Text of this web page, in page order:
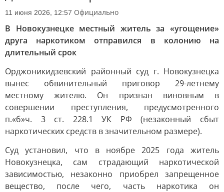
11 июня 2026, 12:57 Официально
В Новокузнецке местный житель за «угощение»
друга наркотиком отправился в колонию на
длительный срок
Орджоникидзевский районный суд г. Новокузнецка
вынес обвинительный приговор 29-летнему
местному жителю. Он признан виновным в
совершении преступления, предусмотренного
п.«б»ч. 3 ст. 228.1 УК РФ (незаконный сбыт
наркотических средств в значительном размере).
Суд установил, что в ноябре 2025 года житель
Новокузнецка, сам страдающий наркотической
зависимостью, незаконно приобрел запрещенное
вещество, после чего, часть наркотика он